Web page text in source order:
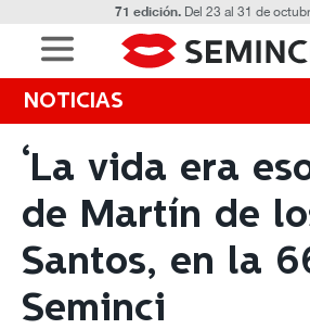
71 edición.Del 23 al 31 de
NOTICIAS
‘La vida era
de Martín de
Santos, en la
Seminci